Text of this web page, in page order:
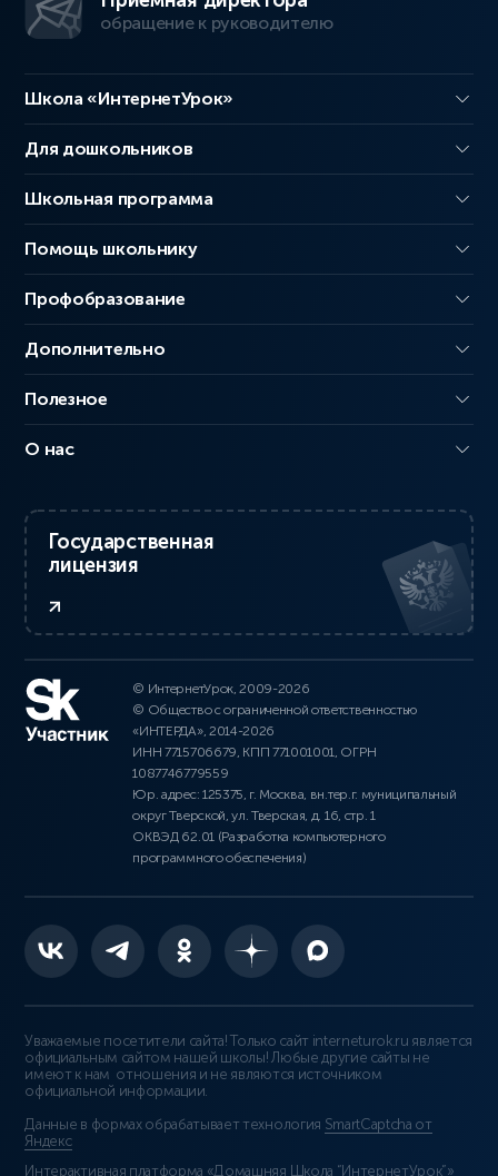
обращение к руководителю
Школа «ИнтернетУрок»
Для дошкольников
Школьная программа
Помощь школьнику
Профобразование
Дополнительно
Полезное
О нас
Государственная
лицензия
© ИнтернетУрок, 2009-2026
© Общество с ограниченной ответственностью
«ИНТЕРДА», 2014-2026
ИНН 7715706679, КПП 771001001, ОГРН
1087746779559
Юр. адрес: 125375, г. Москва, вн.тер.г. муниципальный
округ Тверской, ул. Тверская, д. 16, стр. 1
ОКВЭД 62.01 (Разработка компьютерного
программного обеспечения)
Уважаемые посетители сайта! Только сайт interneturok.ru является
официальным сайтом нашей школы! Любые другие сайты не
имеют к нам отношения и не являются источником
официальной информации.
Данные в формах обрабатывает технология SmartCaptcha от
Яндекс
Интерактивная платформа «Домашняя Школа “ИнтернетУрок”»